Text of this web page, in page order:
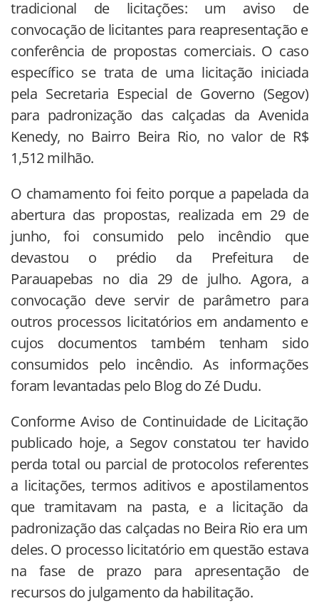
tradicional de licitações: um aviso de
convocação de licitantes para reapresentação e
conferência de propostas comerciais. O caso
específico se trata de uma licitação iniciada
pela Secretaria Especial de Governo (Segov)
para padronização das calçadas da Avenida
Kenedy, no Bairro Beira Rio, no valor de R$
1,512 milhão.
O chamamento foi feito porque a papelada da
abertura das propostas, realizada em 29 de
junho, foi consumido pelo incêndio que
devastou o prédio da Prefeitura de
Parauapebas no dia 29 de julho. Agora, a
convocação deve servir de parâmetro para
outros processos licitatórios em andamento e
cujos documentos também tenham sido
consumidos pelo incêndio. As informações
foram levantadas pelo Blog do Zé Dudu.
Conforme Aviso de Continuidade de Licitação
publicado hoje, a Segov constatou ter havido
perda total ou parcial de protocolos referentes
a licitações, termos aditivos e apostilamentos
que tramitavam na pasta, e a licitação da
padronização das calçadas no Beira Rio era um
deles. O processo licitatório em questão estava
na fase de prazo para apresentação de
recursos do julgamento da habilitação.